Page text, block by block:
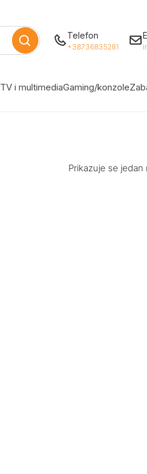
Telefon
+38736835281
TV i multimediaGaming/konzole
Prikazuje se jedan